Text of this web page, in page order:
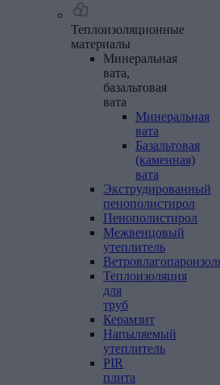
Теплоизоляционные
материалы
Минеральная
вата,
базальтовая
вата
Минеральная
вата
Базальтовая
(каменная)
вата
Экструдированный
пенополистирол
Пенополистирол
Межвенцовый
утеплитель
Теплоизоляция
для
труб
Керамзит
Напыляемый
утеплитель
PIR
плита